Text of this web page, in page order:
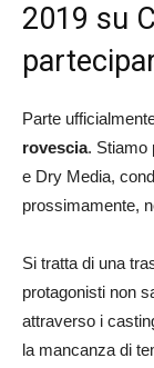
2019 su
Parte
rovescia. Stiamo
e Dry Media,
prossimamente,
Si tratta di una
protagonisti non
attraverso i
la mancanza di